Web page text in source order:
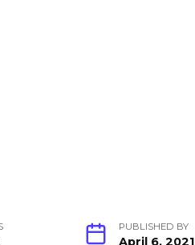
PUBLISHED BY
April 6, 2021